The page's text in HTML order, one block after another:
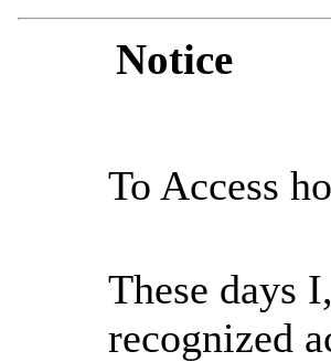
Notice
To Access
These days
recognized